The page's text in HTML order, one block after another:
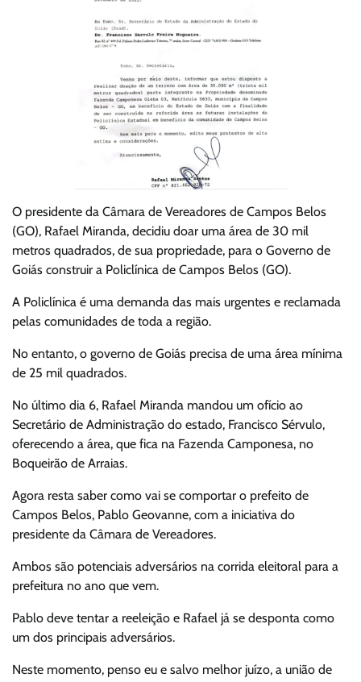
O presidente da Câmara de Vereadores de Campos Belos
(GO), Rafael Miranda, decidiu doar uma área de 30 mil
metros quadrados, de sua propriedade, para o Governo de
Goiás construir a Policlínica de Campos Belos (GO).
A Policlínica é uma demanda das mais urgentes e reclamada
pelas comunidades de toda a região.
No entanto, o governo de Goiás precisa de uma área mínima
de 25 mil quadrados.
No último dia 6, Rafael Miranda mandou um ofício ao
Secretário de Administração do estado, Francisco Sérvulo,
oferecendo a área, que fica na Fazenda Camponesa, no
Boqueirão de Arraias.
Agora resta saber como vai se comportar o prefeito de
Campos Belos, Pablo Geovanne, com a iniciativa do
presidente da Câmara de Vereadores.
Ambos são potenciais adversários na corrida eleitoral para a
prefeitura no ano que vem.
Pablo deve tentar a reeleição e Rafael já se desponta como
um dos principais adversários.
Neste momento, penso eu e salvo melhor juízo, a união de